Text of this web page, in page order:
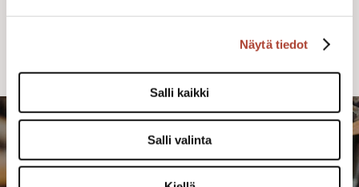
Näytä tiedot
Salli kaikki
Salli valinta